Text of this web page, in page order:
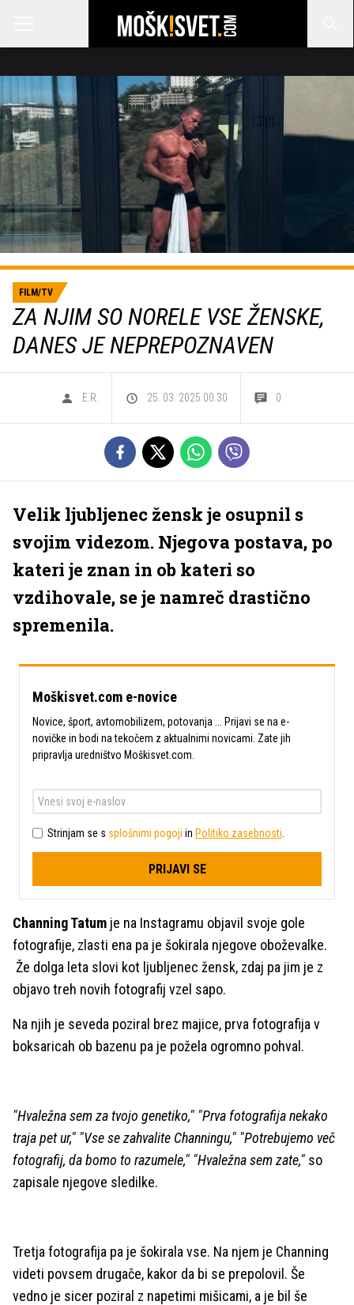
FILM/TV
ZA NJIM SO NORELE VSE ŽENSKE,
DANES JE NEPREPOZNAVEN
E.R. 25. 03. 2025 00.30 0
Velik ljubljenec žensk je osupnil s
svojim videzom. Njegova postava, po
kateri je znan in ob kateri so
vzdihovale, se je namreč drastično
spremenila.
Moškisvet.com e-novice
Novice, šport, avtomobilizem, potovanja ... Prijavi se na e-
novičke in bodi na tekočem z aktualnimi novicami. Zate jih
pripravlja uredništvo Moškisvet.com.
Strinjam se s splošnimi pogoji in Politiko zasebnosti
PRIJAVI SE
Channing Tatum je na Instagramu objavil svoje gole
fotografije, zlasti ena pa je šokirala njegove oboževalke.
Že dolga leta slovi kot ljubljenec žensk, zdaj pa jim je z
objavo treh novih fotografij vzel sapo.
Na njih je seveda poziral brez majice, prva fotografija v
boksaricah ob bazenu pa je požela ogromno pohval.
"Hvaležna sem za tvojo genetiko," "Prva fotografija nekako
traja pet ur," "Vse se zahvalite Channingu," "Potrebujemo več
fotografij, da bomo to razumele," "Hvaležna sem zate," so
zapisale njegove sledilke.
Tretja fotografija pa je šokirala vse. Na njem je Channing
videti povsem drugače, kakor da bi se prepolovil. Še
vedno je sicer poziral z napetimi mišicami, a je bil še